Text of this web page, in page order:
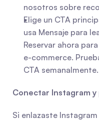
nosotros sobre
Elige un CTA
usa Mensaje para
Reservar ahora
e-commerce.
CTA semanalmente.
Conectar Instagram
Si enlazaste